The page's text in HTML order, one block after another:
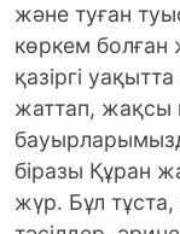
және туған
көркем болған
қазіргі
жаттап, жақсы
біразы Құран
жүр. Бұл